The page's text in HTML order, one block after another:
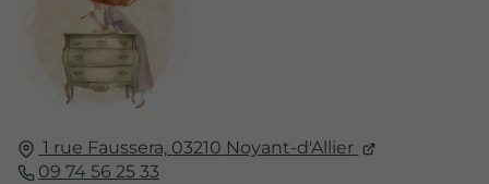
1 rue Faussera, 03210 Noyant-d'Allier
09 74 56 25 33